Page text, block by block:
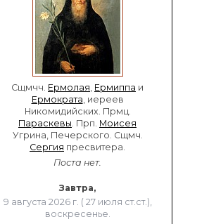
Сщмчч. Ермолая Ермиппа и
Ермократа , иереев
Никомидийских. Прмц.
Параскевы . Прп. Моисея
Угрина, Печерского. Сщмч.
Сергия пресвитера.
Поста нет.
Завтра,
9 августа 2026 г. ( 27 июля ст.ст.),
воскресенье.